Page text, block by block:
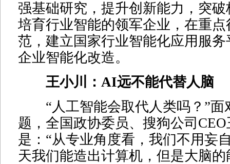
强基础研究，提升创新能力，突
培育行业智能的领军企业，在重
范，建立国家行业智能化应用服
企业智能化改造。
王小川：AI远不能代替人脑
“人工智能会取代人类吗？”面
题，全国政协委员、搜狗公司
是：“从专业角度看，我们不用妄
天我们能造出计算机，但是大脑